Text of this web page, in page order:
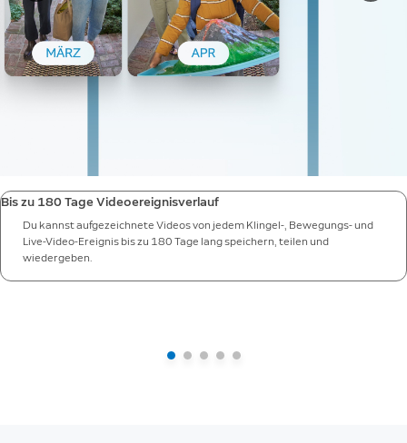
Bis zu 180 Tage Videoereignisverlauf
Du kannst aufgezeichnete Videos von jedem Klingel-, Bewegungs- und
Live-Video-Ereignis bis zu 180 Tage lang speichern, teilen und
wiedergeben.